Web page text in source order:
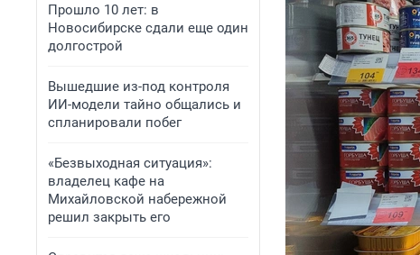
Прошло 10 лет: в
Новосибирске сдали еще один
долгострой
Вышедшие из-под контроля
ИИ-модели тайно общались и
спланировали побег
«Безвыходная ситуация»:
владелец кафе на
Михайловской набережной
решил закрыть его